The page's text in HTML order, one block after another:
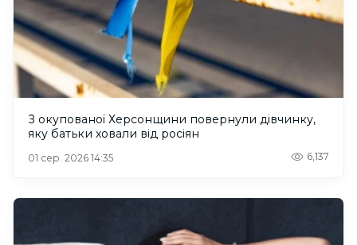
З окупованої Херсонщини повернули дівчинку,
яку батьки ховали від росіян
01 сер. 2026 14:35 6,137